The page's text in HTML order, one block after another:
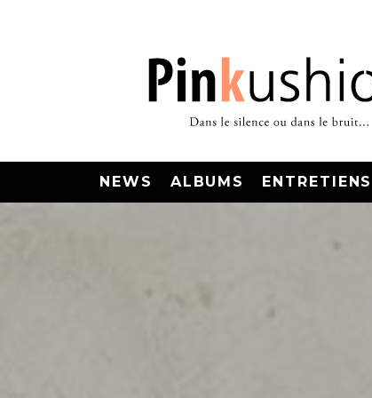
NEWS ALBUMS ENTRETIENS